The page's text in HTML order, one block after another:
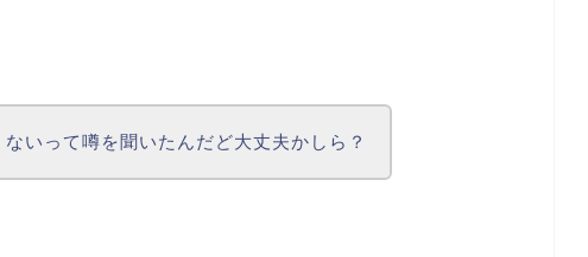
いって噂を聞いたんだど大丈夫かしら？